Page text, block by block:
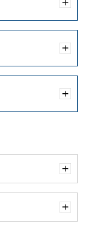
く
く
く
く
く